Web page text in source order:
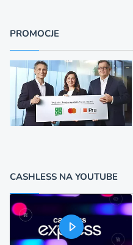
PROMOCJE
CASHLESS NA YOUTUBE